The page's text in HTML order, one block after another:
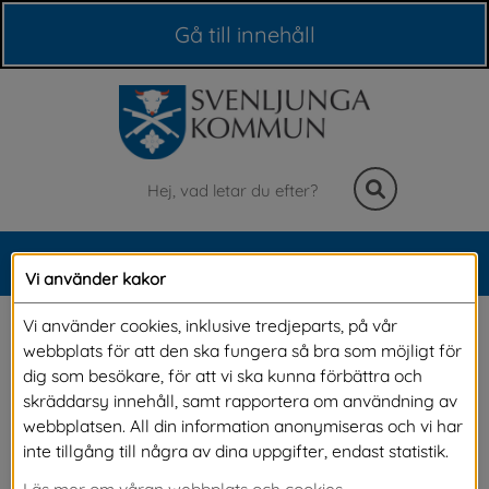
Gå till innehåll
Sök
Meny
Hälsocoach online
Vill du ha stöd av en hälsocoach för att
förändra dina levnadsvanor? Exempelvis röra
på dig, äta hälsosammare, sluta röka eller
Vi använder kakor
Vi använder cookies, inklusive tredjeparts, på vår
webbplats för att den ska fungera så bra som möjligt för
dig som besökare, för att vi ska kunna förbättra och
skräddarsy innehåll, samt rapportera om användning av
webbplatsen. All din information anonymiseras och vi har
inte tillgång till några av dina uppgifter, endast statistik.